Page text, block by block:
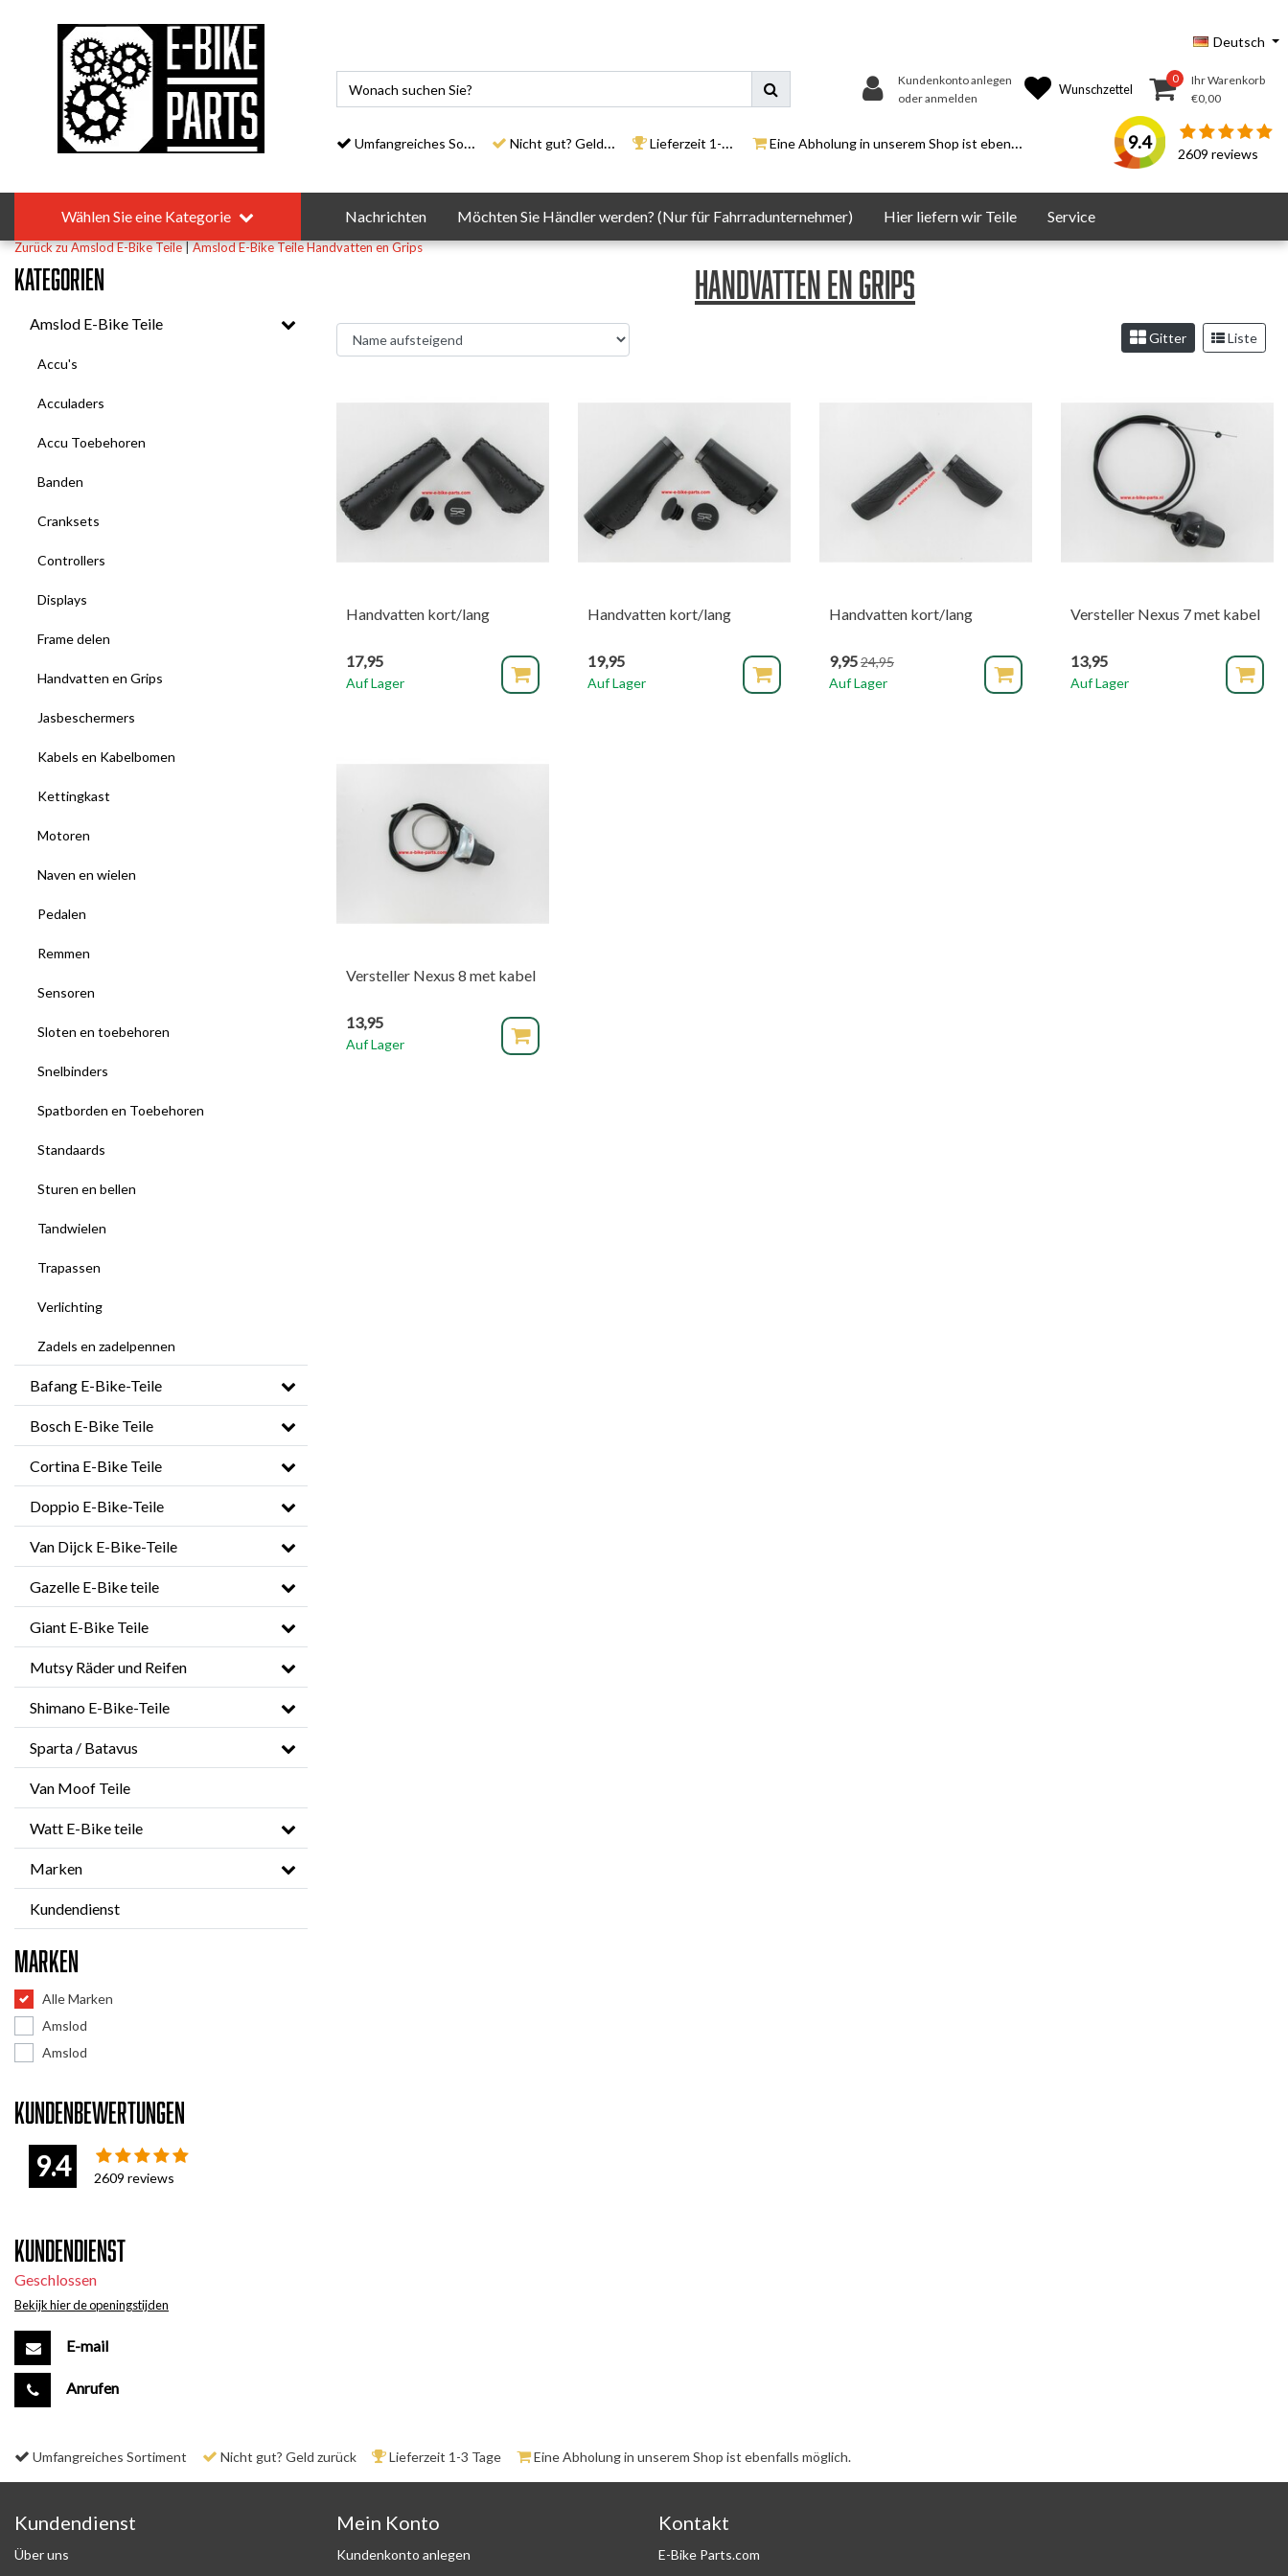
Deutsch
Kundenkonto anlegen
oder anmelden
Wunschzettel
0
Ihr Warenkorb
€0,00
Umfangreiches Sortiment Nicht gut? Geld zurück Lieferzeit 1-3 Tage Eine Abholung in unserem Shop ist ebenfalls möglich. 9.4
2609 reviews
Wählen Sie eine Kategorie Nachrichten Möchten Sie Händler werden? (Nur für Fahrradunternehmer) Hier liefern wir Teile Service
Zurück zu Amslod E-Bike Teile|Amslod E-Bike TeileHandvatten en Grips
Kategorien
Amslod E-Bike Teile
Accu's
Acculaders
Accu Toebehoren
Banden
Cranksets
Controllers
Displays
Frame delen
Handvatten en Grips
Jasbeschermers
Kabels en Kabelbomen
Kettingkast
Motoren
Naven en wielen
Pedalen
Remmen
Sensoren
Sloten en toebehoren
Snelbinders
Spatborden en Toebehoren
Standaards
Sturen en bellen
Tandwielen
Trapassen
Verlichting
Zadels en zadelpennen
Bafang E-Bike-Teile
Bosch E-Bike Teile
Cortina E-Bike Teile
Doppio E-Bike-Teile
Van Dijck E-Bike-Teile
Gazelle E-Bike teile
Giant E-Bike Teile
Mutsy Räder und Reifen
Shimano E-Bike-Teile
Sparta / Batavus
Van Moof Teile
Watt E-Bike teile
Marken
Kundendienst
Marken
Alle Marken
Amslod
Amslod
Kundenbewertungen
9.4
2609 reviews
Kundendienst
Geschlossen
Bekijk hier de openingstijden
E-mail
Anrufen
Handvatten en Grips
Gitter Liste
Handvatten kort/lang
17,95
Auf Lager
Handvatten kort/lang
19,95
Auf Lager
Handvatten kort/lang
9,9524,95
Auf Lager
Versteller Nexus 7 met kabel
13,95
Auf Lager
Versteller Nexus 8 met kabel
13,95
Auf Lager
Umfangreiches Sortiment Nicht gut? Geld zurück Lieferzeit 1-3 Tage Eine Abholung in unserem Shop ist ebenfalls möglich.
Kundendienst
Über uns
Mein Konto
Kundenkonto anlegen
Kontakt
E-Bike Parts.com